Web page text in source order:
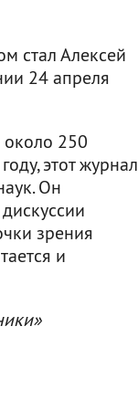
стал Алексей
24 апреля
250
этот журнал
Он
зрения
и